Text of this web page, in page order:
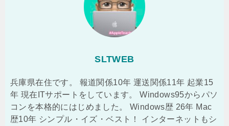
SLTWEB
兵庫県在住です。 報道関係10年 運送関係11年 起業15
年 現在ITサポートをしています。 Windows95からパソ
コンを本格的にはじめました。 Windows歴 26年 Mac
歴10年 シンプル・イズ・ベスト！ インターネットもシ